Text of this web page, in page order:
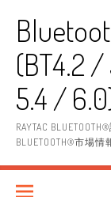
(BT4.2
5.4 /
RAYTAC
BLUETOOTH®市場